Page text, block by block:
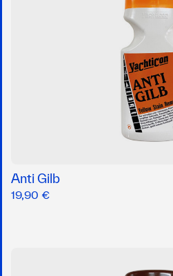
Anti Gilb
19,90 €